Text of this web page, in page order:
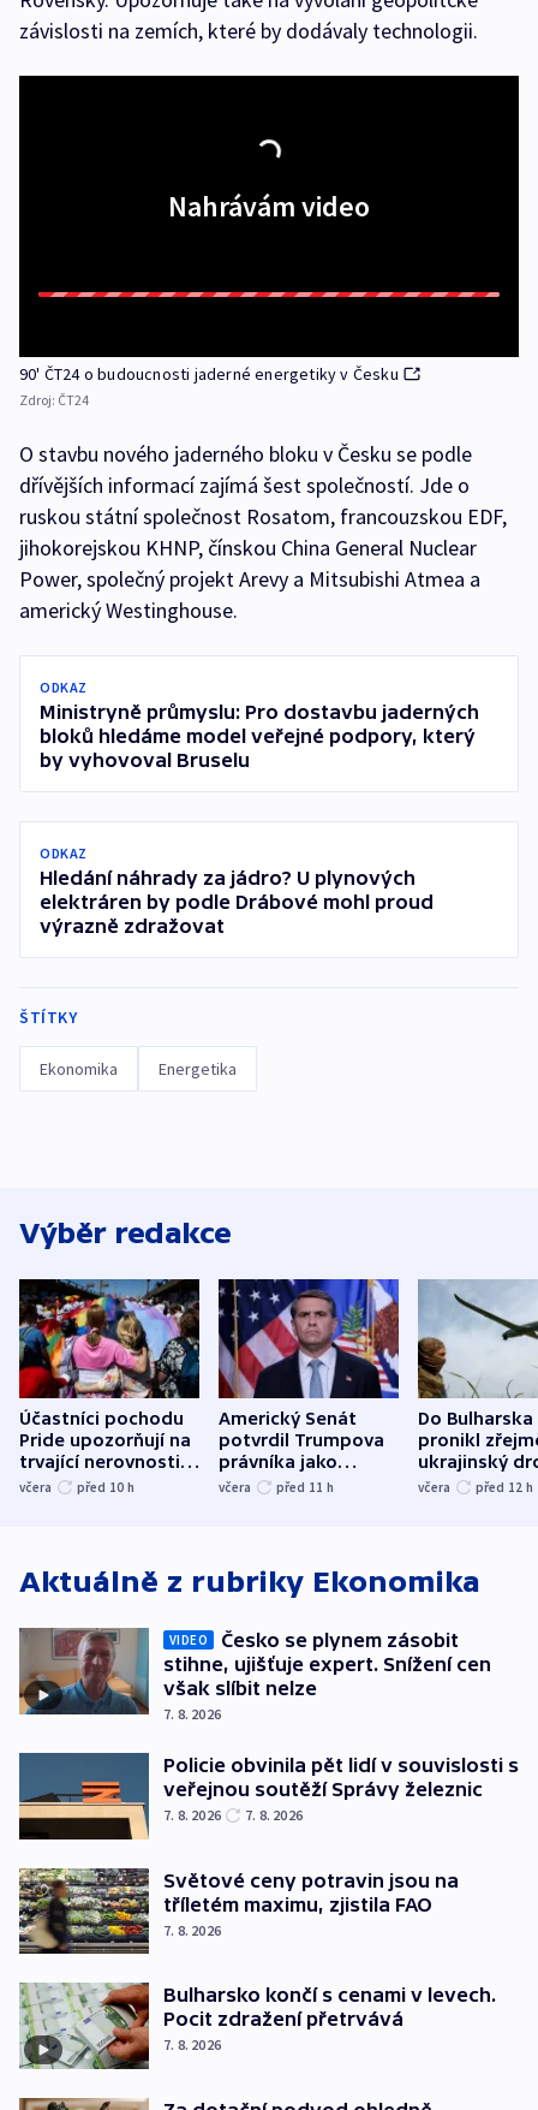
závislosti na zemích, které by dodávaly technologii.
Nahrávám video
90' ČT24 o budoucnosti jaderné energetiky v Česku
Zdroj: ČT24
O stavbu nového jaderného bloku v Česku se podle
dřívějších informací zajímá šest společností. Jde o
ruskou státní společnost Rosatom, francouzskou EDF,
jihokorejskou KHNP, čínskou China General Nuclear
Power, společný projekt Arevy a Mitsubishi Atmea a
americký Westinghouse.
ODKAZ
Ministryně průmyslu: Pro dostavbu jaderných
bloků hledáme model veřejné podpory, který
by vyhovoval Bruselu
ODKAZ
Hledání náhrady za jádro? U plynových
elektráren by podle Drábové mohl proud
výrazně zdražovat
ŠTÍTKY
Ekonomika Energetika
Výběr redakce
Účastníci pochodu
Pride upozorňují na
trvající nerovnosti i
společenskou
včera před 10 h
Americký Senát
potvrdil Trumpova
právníka jako
ministra
včera před 11 h
Do Bulharska
pronikl
ukrajinský
explodoval
včera před 12 h
Aktuálně z rubriky Ekonomika
VIDEO
Česko se plynem zásobit
stihne, ujišťuje expert. Snížení cen
však slíbit nelze
7. 8. 2026
Policie obvinila pět lidí v souvislosti s
veřejnou soutěží Správy železnic
7. 8. 2026 7. 8. 2026
Světové ceny potravin jsou na
tříletém maximu, zjistila FAO
7. 8. 2026
Bulharsko končí s cenami v levech.
Pocit zdražení přetrvává
7. 8. 2026